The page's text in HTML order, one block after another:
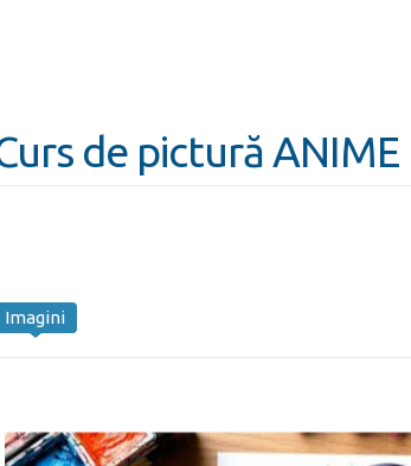
de pictură
Imagini